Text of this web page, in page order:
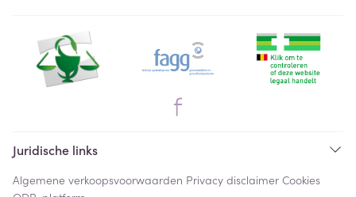
Juridische links
Algemene verkoopsvoorwaarden Privacy disclaimer Cookies